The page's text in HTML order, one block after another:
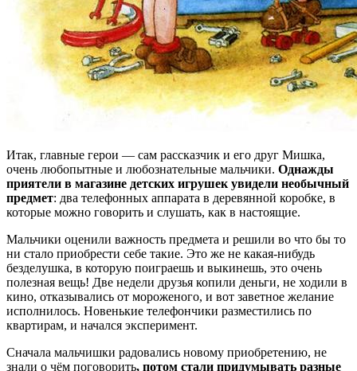
Итак, главные герои — сам рассказчик и его друг Мишка,
очень любопытные и любознательные мальчики. Однажды
приятели в магазине детских игрушек увидели необычный
предмет: два телефонных аппарата в деревянной коробке, в
которые можно говорить и слушать, как в настоящие.
Мальчики оценили важность предмета и решили во что бы то
ни стало приобрести себе такие. Это же не какая-нибудь
безделушка, в которую поиграешь и выкинешь, это очень
полезная вещь! Две недели друзья копили деньги, не ходили в
кино, отказывались от мороженого, и вот заветное желание
исполнилось. Новенькие телефончики разместились по
квартирам, и начался эксперимент.
Сначала мальчишки радовались новому приобретению, не
знали о чём поговорить, потом стали придумывать разные